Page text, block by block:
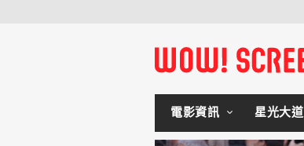
電影資訊 星光大道